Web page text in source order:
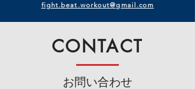
fight.beat.workout@gmail.com
CONTACT
お問い合わせ